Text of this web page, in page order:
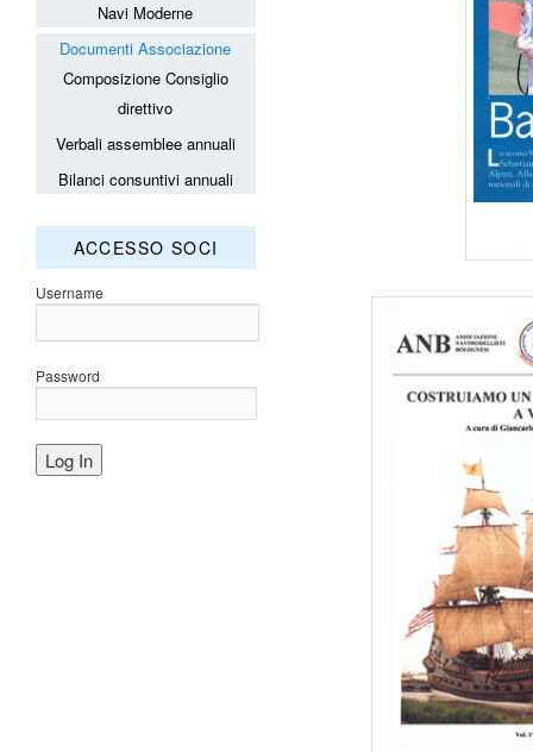
Navi Moderne
Documenti Associazione
Composizione Consiglio
direttivo
Verbali assemblee annuali
Bilanci consuntivi annuali
ACCESSO SOCI
Username
Password